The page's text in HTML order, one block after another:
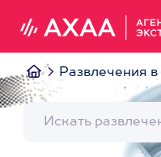
Развлечения